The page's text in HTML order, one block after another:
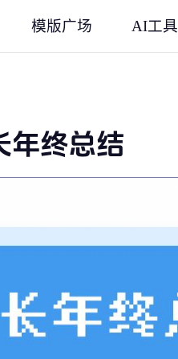
模版广场 AI工具
年终总结